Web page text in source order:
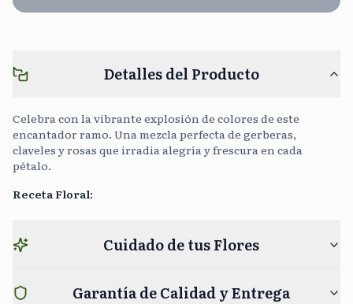
0/400
Detalles del Producto
Celebra con la vibrante explosión de colores de este
encantador ramo. Una mezcla perfecta de gerberas,
claveles y rosas que irradia alegría y frescura en cada
pétalo.
Receta Floral:
Cuidado de tus Flores
Garantía de Calidad y Entrega